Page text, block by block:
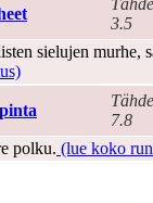
3.5
sielujen murhe,
7.8
polku. (lue koko